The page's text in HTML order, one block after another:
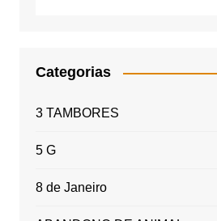
Categorias
3 TAMBORES
5 G
8 de Janeiro